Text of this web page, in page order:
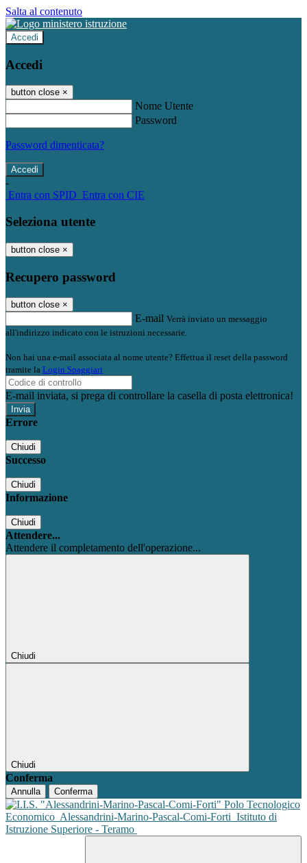
Salta al contenuto
Accedi
Accedi
button close ×
Nome Utente
Password
Password dimenticata?
-
Entra con SPID Entra con CIE
Seleziona utente
button close ×
Recupero password
button close ×
E-mail Verrà inviato un messaggio
all'indirizzo indicato con le istruzioni necessarie.
Non hai una e-mail associata al nome utente? Effettua il reset della password
tramite la Login Spaggiari
E-mail inviata, si prega di controllare la casella di posta elettronica!
Errore
Chiudi
Successo
Chiudi
Informazione
Chiudi
Attendere...
Attendere il completamento dell'operazione...
Chiudi
Chiudi
Conferma
Annulla Conferma
Polo Tecnologico
Economico Alessandrini-Marino-Pascal-Comi-Forti Istituto di
Istruzione Superiore - Teramo